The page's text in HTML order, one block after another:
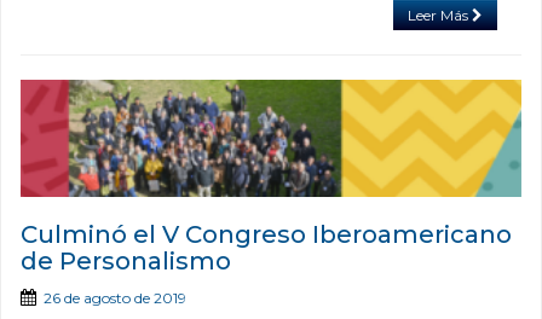
Leer Más
Culminó el V Congreso Iberoamericano
de Personalismo
26 de agosto de 2019